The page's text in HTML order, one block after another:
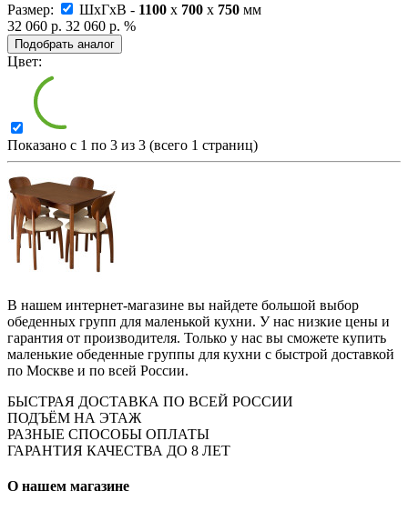
Размер:
ШxГxВ - 1100 x 700 x 750 мм
32 060 р. 32 060 р. %
Подобрать аналог
Цвет:
Показано с 1 по 3 из 3 (всего 1 страниц)
В нашем интернет-магазине вы найдете большой выбор
обеденных групп для маленькой кухни. У нас низкие цены и
гарантия от производителя. Только у нас вы сможете купить
маленькие обеденные группы для кухни с быстрой доставкой
по Москве и по всей России.
БЫСТРАЯ ДОСТАВКА ПО ВСЕЙ РОССИИ
ПОДЪЁМ НА ЭТАЖ
РАЗНЫЕ СПОСОБЫ ОПЛАТЫ
ГАРАНТИЯ КАЧЕСТВА ДО 8 ЛЕТ
О нашем магазине